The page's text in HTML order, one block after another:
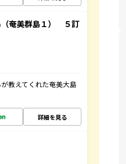
奄美群島１） ５訂
教えてくれた奄美大島
詳細を見る